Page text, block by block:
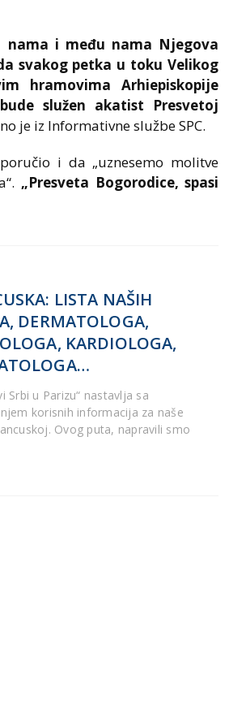
i među nama Njegova
svakog petka u toku Velikog
hramovima Arhiepiskopije
služen akatist Presvetoj
je iz Informativne službe SPC.
i da „uznesemo molitve
„Presveta Bogorodice, spasi
LISTA NAŠIH
DERMATOLOGA,
KARDIOLOGA,
Srbi u Parizu“ nastavlja sa
korisnih informacija za naše
Ovog puta, napravili smo